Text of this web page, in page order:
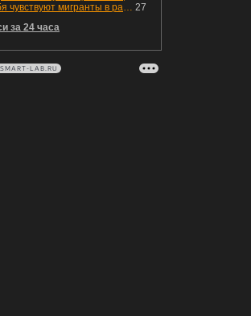
27
Как себя чувствуют мигранты в раю, в который они так стремились
за 24 часа
LAB.RU